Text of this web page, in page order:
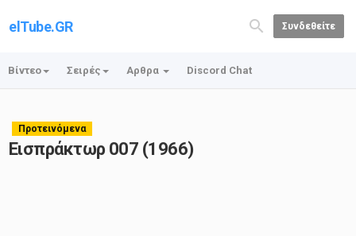
elTube.GR Συνδεθείτε
Βίντεο Σειρές Αρθρα Discord Chat
Προτεινόμενα
Εισπράκτωρ 007 (1966)